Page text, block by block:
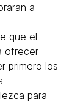
a
que el
ofrecer
primero los
para